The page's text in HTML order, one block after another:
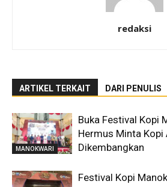
redaksi
ARTIKEL TERKAIT DARI PENULIS
MANOKWARI
Buka Festival Kopi
Hermus Minta Kopi
Dikembangkan
Festival Kopi